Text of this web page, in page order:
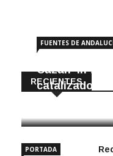
RECIENTES
FUENTES DE
Cazan ‘in
catalizadores
PORTADA